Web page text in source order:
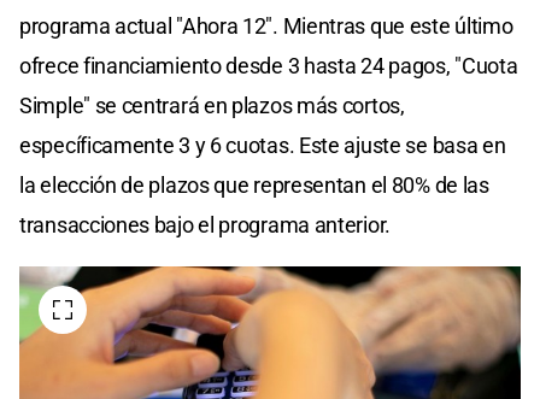
programa actual "Ahora 12". Mientras que este último
ofrece financiamiento desde 3 hasta 24 pagos, "Cuota
Simple" se centrará en plazos más cortos,
específicamente 3 y 6 cuotas. Este ajuste se basa en
la elección de plazos que representan el 80% de las
transacciones bajo el programa anterior.